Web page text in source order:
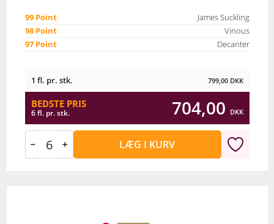
99 Point
James Suckling
98 Point
Vinous
97 Point
Decanter
1 fl. pr. stk. 799,00 DKK
BEDSTE PRIS
6 fl. pr. stk. 704,00 DKK
LÆG I KURV